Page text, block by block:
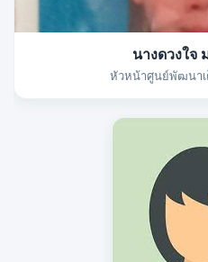
นางดวงใจ
หัวหน้าศูนย์พัฒนาเ